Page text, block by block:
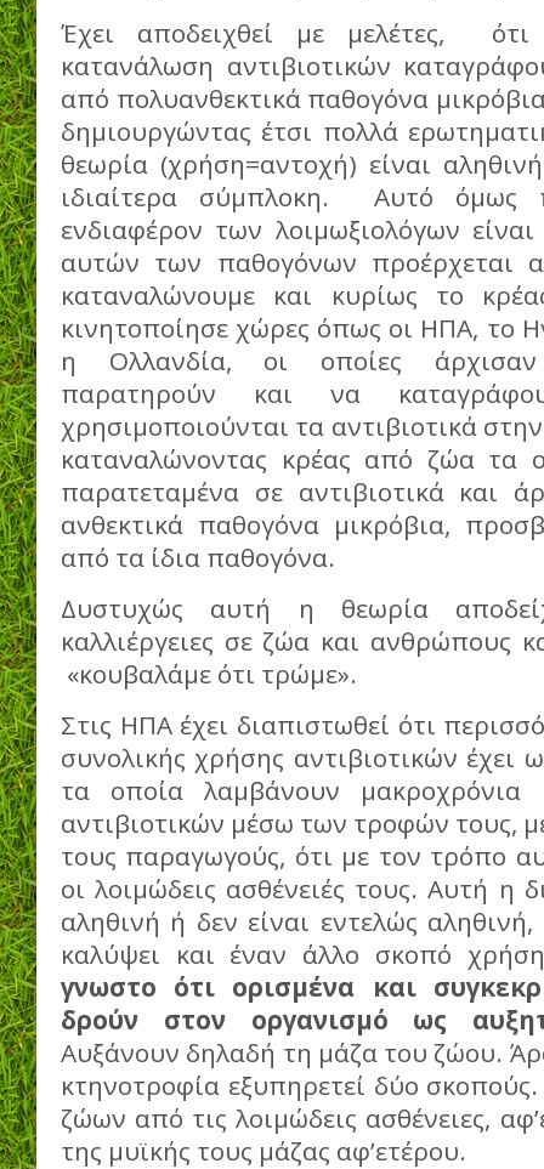
Έχει αποδειχθεί με μελέτες,
κατανάλωση αντιβιοτικών
από πολυανθεκτικά παθογόνα
δημιουργώντας έτσι πολλά
θεωρία (χρήση=αντοχή) είναι
ιδιαίτερα σύμπλοκη. Αυτό όμως
ενδιαφέρον των λοιμωξιολόγων
αυτών των παθογόνων προέρχεται
καταναλώνουμε και κυρίως το
κινητοποίησε χώρες όπως οι ΗΠΑ, το
η Ολλανδία, οι οποίες
παρατηρούν και να
χρησιμοποιούνται τα αντιβιοτικά
καταναλώνοντας κρέας από ζώα τα
παρατεταμένα σε αντιβιοτικά και
ανθεκτικά παθογόνα μικρόβια,
από τα ίδια παθογόνα.
Δυστυχώς αυτή η θεωρία
καλλιέργειες σε ζώα και ανθρώπους
«κουβαλάμε ότι τρώμε».
Στις ΗΠΑ έχει διαπιστωθεί ότι
συνολικής χρήσης αντιβιοτικών έχει
τα οποία λαμβάνουν μακροχρόνια
αντιβιοτικών μέσω των τροφών τους,
τους παραγωγούς, ότι με τον τρόπο
οι λοιμώδεις ασθένειές τους. Αυτή η
αληθινή ή δεν είναι εντελώς
καλύψει και έναν άλλο σκοπό
γνωστο ότι ορισμένα και
δρούν στον οργανισμό ως
Αυξάνουν δηλαδή τη μάζα του ζώου.
κτηνοτροφία εξυπηρετεί δύο
ζώων από τις λοιμώδεις ασθένειες,
της μυϊκής τους μάζας αφ’ετέρου.